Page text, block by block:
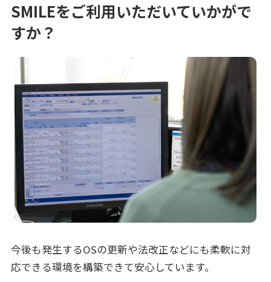
SMILEをご利用いただいていかがで
すか？
今後も発生するOSの更新や法改正などにも柔軟に対
応できる環境を構築できて安心しています。